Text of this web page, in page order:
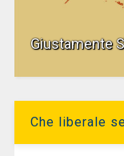
Giustamente
Che liberale